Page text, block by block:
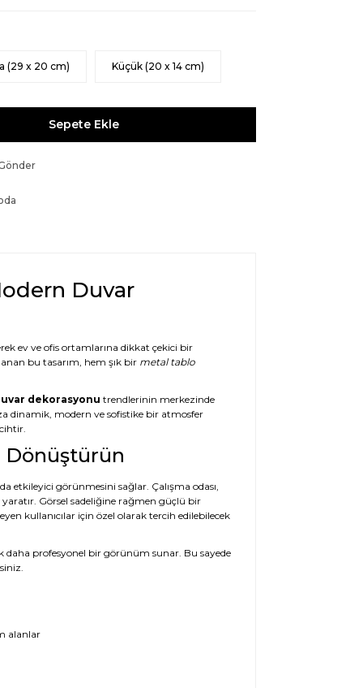
(29 x 20 cm) Küçük (20 x 14 cm)
Sepete Ekle
Duvar
ev ve ofis ortamlarına dikkat çekici bir
bu tasarım, hem şık bir metal tablo
dekorasyonu trendlerinin merkezinde
dinamik, modern ve sofistike bir atmosfer
Dönüştürün
etkileyici görünmesini sağlar. Çalışma odası,
Görsel sadeliğine rağmen güçlü bir
kullanıcılar için özel olarak tercih edilebilecek
daha profesyonel bir görünüm sunar. Bu sayede
alanlar